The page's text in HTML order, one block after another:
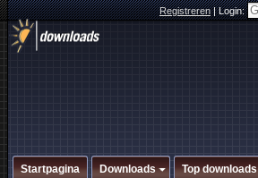
Registreren|Login:
Startpagina Downloads Top downloads